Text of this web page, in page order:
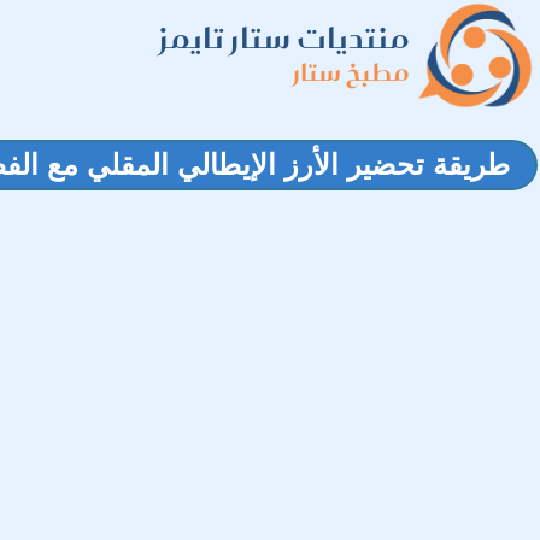
منتديات ستار تايمز
مطبخ ستار
طريقة تحضير الأرز الإيطالي المقلي مع